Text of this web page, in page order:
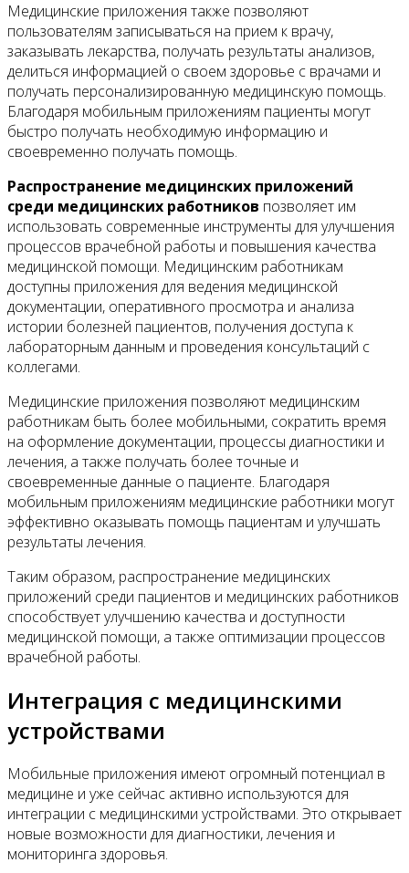
Медицинские приложения также позволяют
пользователям записываться на прием к врачу,
заказывать лекарства, получать результаты анализов,
делиться информацией о своем здоровье с врачами и
получать персонализированную медицинскую помощь.
Благодаря мобильным приложениям пациенты могут
быстро получать необходимую информацию и
своевременно получать помощь.
Распространение медицинских приложений
среди медицинских работников позволяет им
использовать современные инструменты для улучшения
процессов врачебной работы и повышения качества
медицинской помощи. Медицинским работникам
доступны приложения для ведения медицинской
документации, оперативного просмотра и анализа
истории болезней пациентов, получения доступа к
лабораторным данным и проведения консультаций с
коллегами.
Медицинские приложения позволяют медицинским
работникам быть более мобильными, сократить время
на оформление документации, процессы диагностики и
лечения, а также получать более точные и
своевременные данные о пациенте. Благодаря
мобильным приложениям медицинские работники могут
эффективно оказывать помощь пациентам и улучшать
результаты лечения.
Таким образом, распространение медицинских
приложений среди пациентов и медицинских работников
способствует улучшению качества и доступности
медицинской помощи, а также оптимизации процессов
врачебной работы.
Интеграция с медицинскими
устройствами
Мобильные приложения имеют огромный потенциал в
медицине и уже сейчас активно используются для
интеграции с медицинскими устройствами. Это открывает
новые возможности для диагностики, лечения и
мониторинга здоровья.